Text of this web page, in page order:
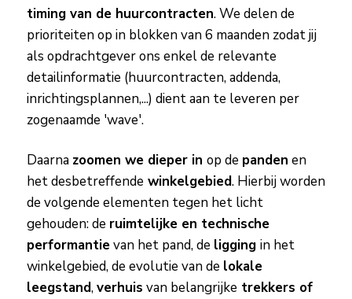
timing van de huurcontracten. We delen de
prioriteiten op in blokken van 6 maanden zodat jij
als opdrachtgever ons enkel de relevante
detailinformatie (huurcontracten, addenda,
inrichtingsplannen,...) dient aan te leveren per
zogenaamde 'wave'.
Daarna zoomen we dieper in op de panden en
het desbetreffende winkelgebied. Hierbij worden
de volgende elementen tegen het licht
gehouden: de ruimtelijke en technische
performantievan het pand, de ligging in het
winkelgebied, de evolutie van de lokale
leegstand,verhuis van belangrijke trekkers of